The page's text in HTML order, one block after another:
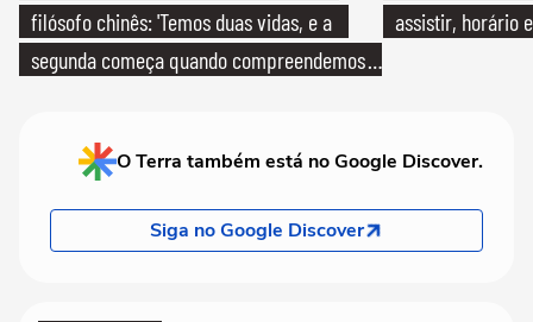
filósofo chinês: 'Temos duas vidas, e a
segunda começa quando compreendemos
assistir, horário
O Terra também está no Google Discover.
Siga no Google Discover